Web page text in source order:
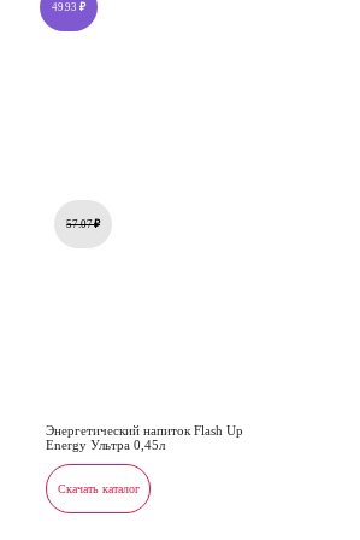
49.93 ₽
57.07₽
Энергетический напиток Flash Up
Energy Ультра 0,45л
Скачать каталог